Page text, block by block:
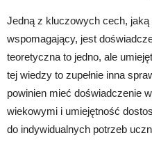
Jedną z kluczowych cech,
wspomagający, jest
teoretyczna to jedno, ale
tej wiedzy to zupełnie inna
powinien mieć doświadczenie
wiekowymi i umiejętność
do indywidualnych potrzeb